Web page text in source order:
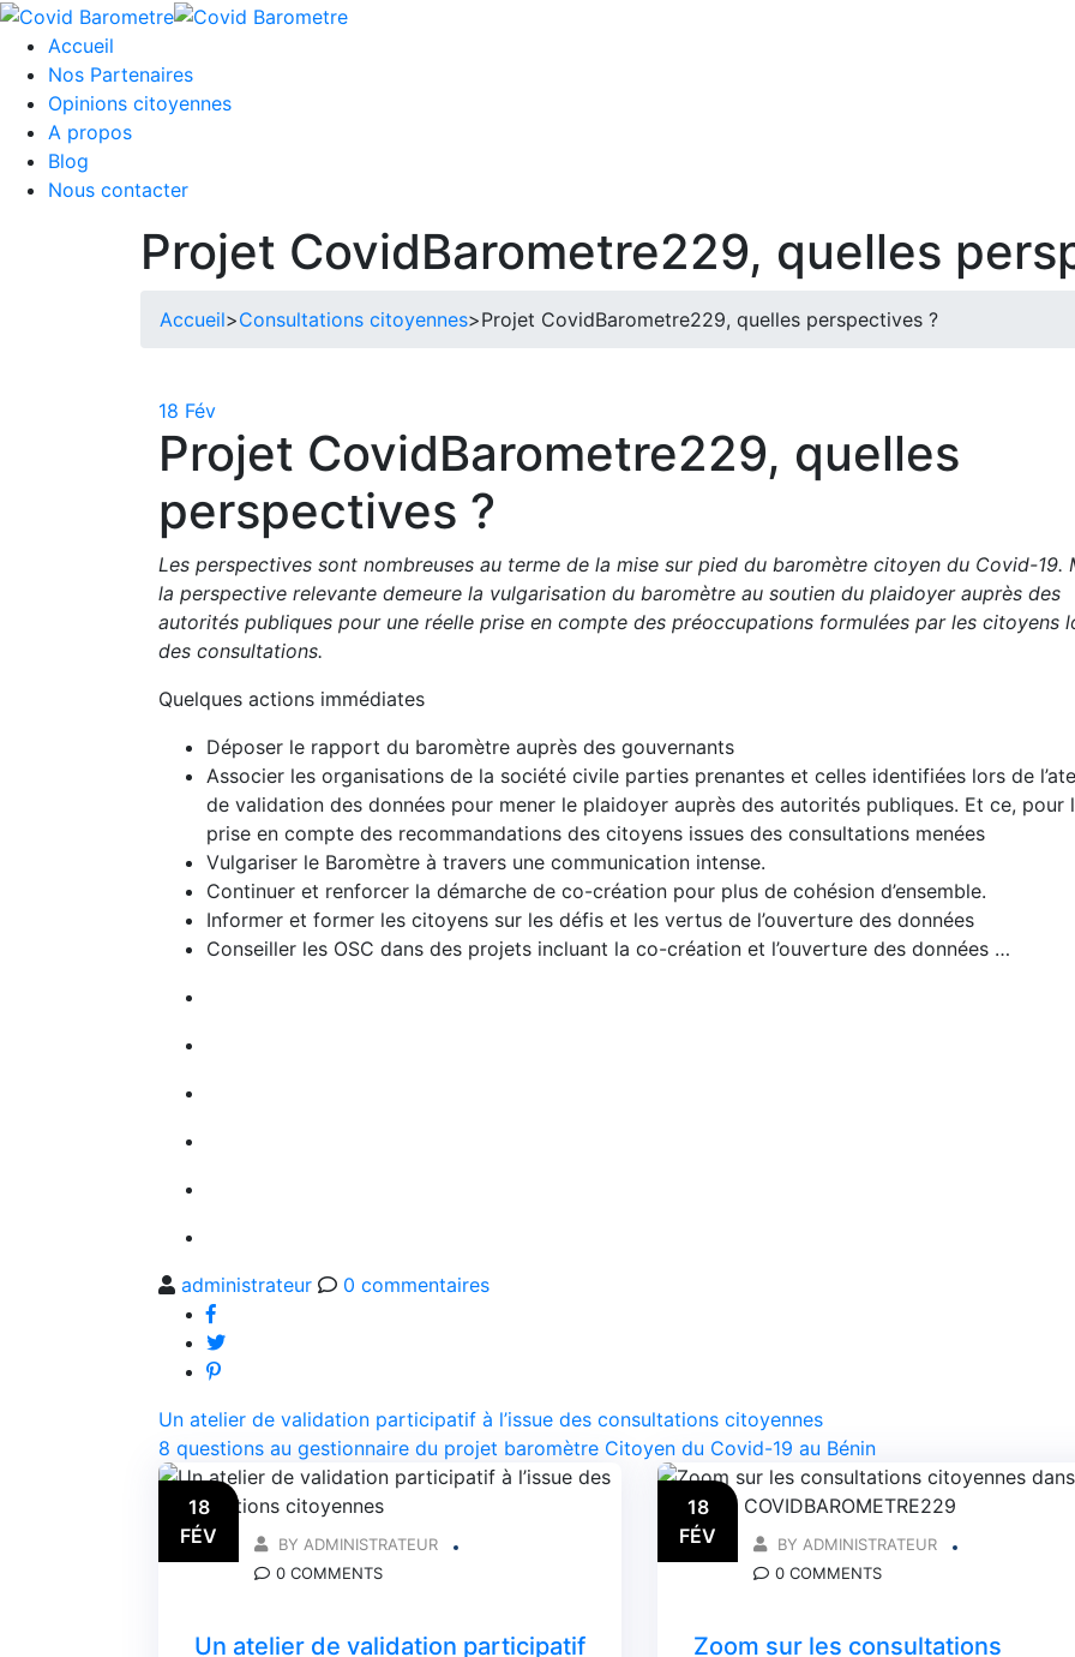
Skip
content
Accueil
Nos Partenaires
Opinions citoyennes
A propos
Blog
Nous contacter
Projet CovidBarometre229, quelles
Accueil>Consultations citoyennes>Projet CovidBarometre229, quelles perspectives ?
18 Fév
Projet CovidBarometre229, quelles
perspectives ?
Les perspectives sont nombreuses au terme de la mise sur pied du baromètre citoyen du Covid-19.
la perspective relevante demeure la vulgarisation du baromètre au soutien du plaidoyer auprès des
autorités publiques pour une réelle prise en compte des préoccupations formulées par les citoyens
des consultations.
Quelques actions immédiates
Déposer le rapport du baromètre auprès des gouvernants
Associer les organisations de la société civile parties prenantes et celles identifiées lors de
de validation des données pour mener le plaidoyer auprès des autorités publiques. Et ce, pour
prise en compte des recommandations des citoyens issues des consultations menées
Vulgariser le Baromètre à travers une communication intense.
Continuer et renforcer la démarche de co-création pour plus de cohésion d’ensemble.
Informer et former les citoyens sur les défis et les vertus de l’ouverture des données
Conseiller les OSC dans des projets incluant la co-création et l’ouverture des données …
administrateur 0 commentaires
Navigation
de
l’article
Un atelier de validation participatif à l’issue des consultations citoyennes
8 questions au gestionnaire du projet baromètre Citoyen du Covid-19 au Bénin
18
FÉV
BY ADMINISTRATEUR
0 COMMENTS
Un atelier de validation participatif
18
FÉV
BY ADMINISTRATEUR
0 COMMENTS
Zoom sur les consultations